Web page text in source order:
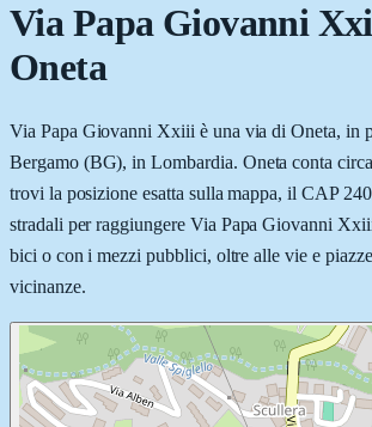
Via Papa Giovanni
Oneta
Via Papa Giovanni Xxiii è una via di Oneta, in
Bergamo (BG), in Lombardia. Oneta conta
trovi la posizione esatta sulla mappa, il CAP
stradali per raggiungere Via Papa Giovanni
bici o con i mezzi pubblici, oltre alle vie e
vicinanze.